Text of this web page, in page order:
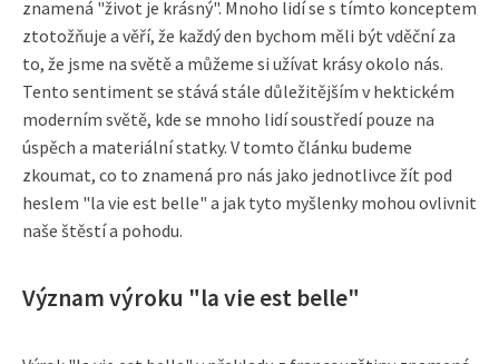
znamená "život je krásný". Mnoho lidí se s tímto konceptem
ztotožňuje a věří, že každý den bychom měli být vděční za
to, že jsme na světě a můžeme si užívat krásy okolo nás.
Tento sentiment se stává stále důležitějším v hektickém
moderním světě, kde se mnoho lidí soustředí pouze na
úspěch a materiální statky. V tomto článku budeme
zkoumat, co to znamená pro nás jako jednotlivce žít pod
heslem "la vie est belle" a jak tyto myšlenky mohou ovlivnit
naše štěstí a pohodu.
Význam výroku "la vie est belle"